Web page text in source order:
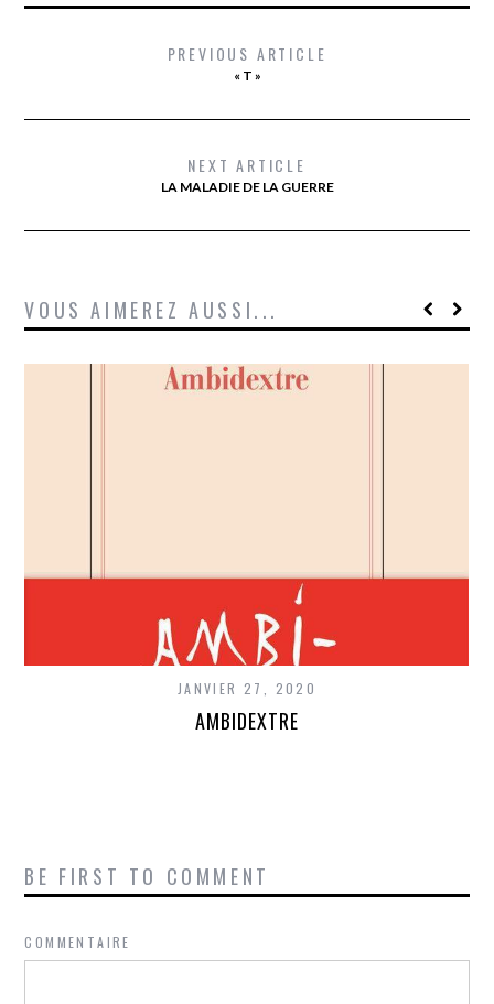
PREVIOUS ARTICLE
« T »
NEXT ARTICLE
LA MALADIE DE LA GUERRE
VOUS AIMEREZ AUSSI...
JANVIER 27, 2020
AMBIDEXTRE
BE FIRST TO COMMENT
COMMENTAIRE